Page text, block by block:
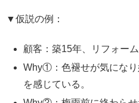
▼仮説の例：
顧客：築15年、リフォーム
Why①：色褪せが気になり
を感じている。